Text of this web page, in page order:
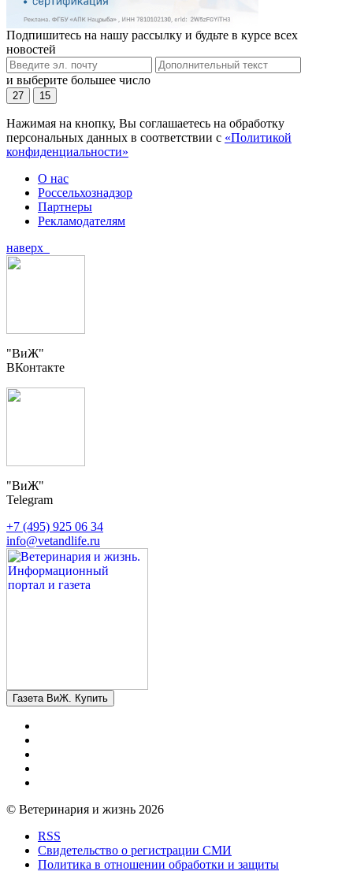
Подпишитесь на нашу рассылку и будьте в курсе всех
новостей
и выберите большее число
27 15
Нажимая на кнопку, Вы соглашаетесь на обработку
персональных данных в соответствии с «Политикой
конфиденциальности»
О нас
Россельхознадзор
Партнеры
Рекламодателям
наверх
"ВиЖ"
ВКонтакте
"ВиЖ"
Telegram
+7 (495) 925 06 34
info@vetandlife.ru
Газета ВиЖ. Купить
© Ветеринария и жизнь 2026
RSS
Свидетельство о регистрации СМИ
Политика в отношении обработки и защиты